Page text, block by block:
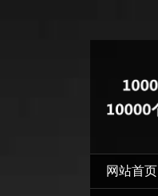
网站首页